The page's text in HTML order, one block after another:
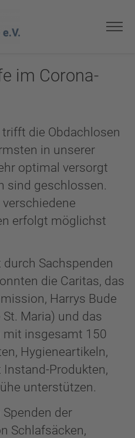
im Corona-
die Obdachlosen
in unserer
optimal versorgt
sind geschlossen.
erfolgt möglichst
Sachspenden
die Caritas, das
Harrys Bude
Maria) und das
mit insgesamt 150
Hygieneartikeln,
Produkten,
unterstützen.
der
Schlafsäcken,